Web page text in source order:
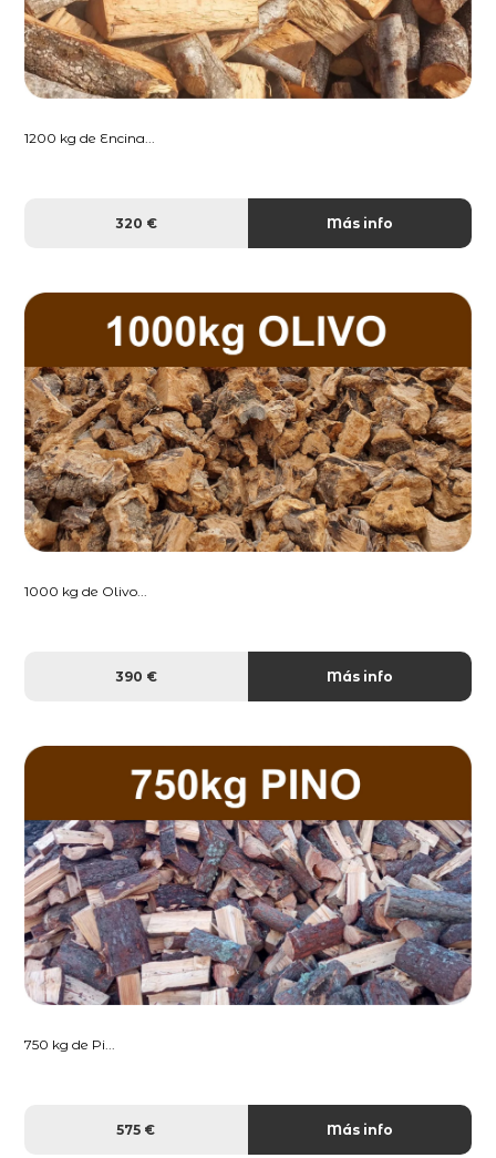
1200 kg de Encina...
320 € Más info
1000 kg de Olivo...
390 € Más info
750 kg de Pi...
575 € Más info